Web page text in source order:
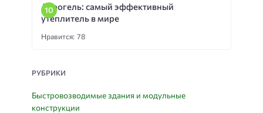
Аэрогель: самый эффективный
утеплитель в мире
Нравится: 78
РУБРИКИ
Быстровозводимые здания и модульные
конструкции